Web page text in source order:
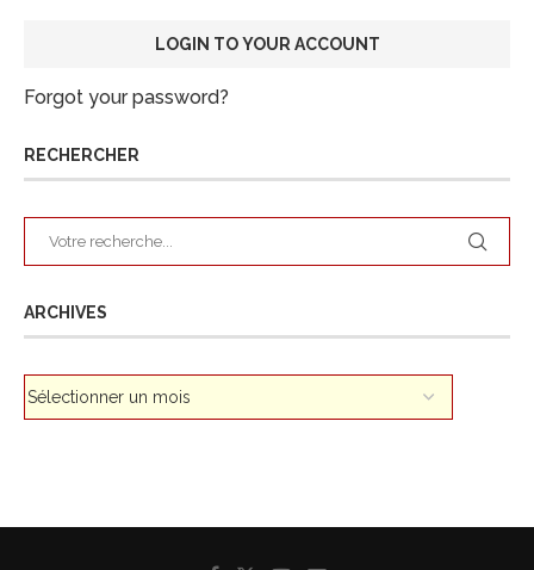
Forgot your password?
RECHERCHER
ARCHIVES